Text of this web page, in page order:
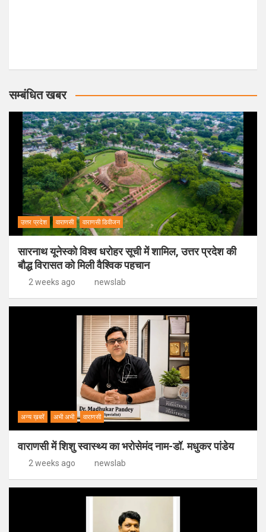
सम्बंधित खबर
उत्तर प्रदेश वाराणसी वाराणसी डिवीजन
सारनाथ यूनेस्को विश्व धरोहर सूची में शामिल, उत्तर प्रदेश की
बौद्ध विरासत को मिली वैश्विक पहचान
2 weeks ago newslab
अन्य ख़बरें अभी अभी वाराणसी
वाराणसी में शिशु स्वास्थ्य का भरोसेमंद नाम-डॉ. मधुकर पांडेय
2 weeks ago newslab